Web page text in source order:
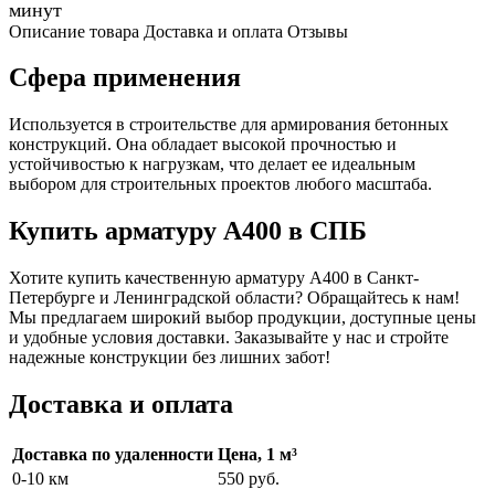
минут
Описание товара Доставка и оплата Отзывы
Сфера применения
Используется в строительстве для армирования бетонных
конструкций. Она обладает высокой прочностью и
устойчивостью к нагрузкам, что делает ее идеальным
выбором для строительных проектов любого масштаба.
Купить арматуру А400 в СПБ
Хотите купить качественную арматуру А400 в Санкт-
Петербурге и Ленинградской области? Обращайтесь к нам!
Мы предлагаем широкий выбор продукции, доступные цены
и удобные условия доставки. Заказывайте у нас и стройте
надежные конструкции без лишних забот!
Доставка и оплата
Доставка по удаленности Цена, 1 м³
0-10 км
550 руб.